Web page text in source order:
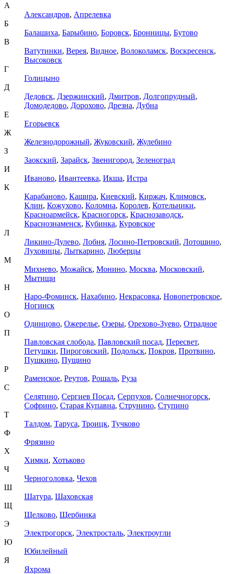
А
Александров, Апрелевка
Б
Балашиха, Барыбино, Боровск, Бронницы, Бутово
В
Ватутинки, Верея, Видное, Волоколамск, Воскресенск,
Высоковск
Г
Голицыно
Д
Дедовск, Дзержинский, Дмитров, Долгопрудный,
Домодедово, Дорохово, Дрезна, Дубна
Е
Егорьевск
Ж
Железнодорожный, Жуковский, Жулебино
З
Заокский, Зарайск, Звенигород, Зеленоград
И
Иваново, Ивантеевка, Икша, Истра
К
Карабаново, Кашира, Киевский, Киржач, Климовск,
Клин, Кожухово, Коломна, Королев, Котельники,
Красноармейск, Красногорск, Краснозаводск,
Краснознаменск, Кубинка, Куровское
Л
Ликино-Дулево, Лобня, Лосино-Петровский, Лотошино,
Луховицы, Лыткарино, Люберцы
М
Михнево, Можайск, Монино, Москва, Московский,
Мытищи
Н
Наро-Фоминск, Нахабино, Некрасовка, Новопетровское,
Ногинск
О
Одинцово, Ожерелье, Озеры, Орехово-Зуево, Отрадное
П
Павловская слобода, Павловский посад, Пересвет,
Петушки, Пироговский, Подольск, Покров, Протвино,
Пушкино, Пущино
Р
Раменское, Реутов, Рошаль, Руза
С
Селятино, Сергиев Посад, Серпухов, Солнечногорск,
Софрино, Старая Купавна, Струнино, Ступино
Т
Талдом, Таруса, Троицк, Тучково
Ф
Фрязино
Х
Химки, Хотьково
Ч
Черноголовка, Чехов
Ш
Шатура, Шаховская
Щ
Щелково, Щербинка
Э
Электрогорск, Электросталь, Электроугли
Ю
Юбилейный
Я
Яхрома